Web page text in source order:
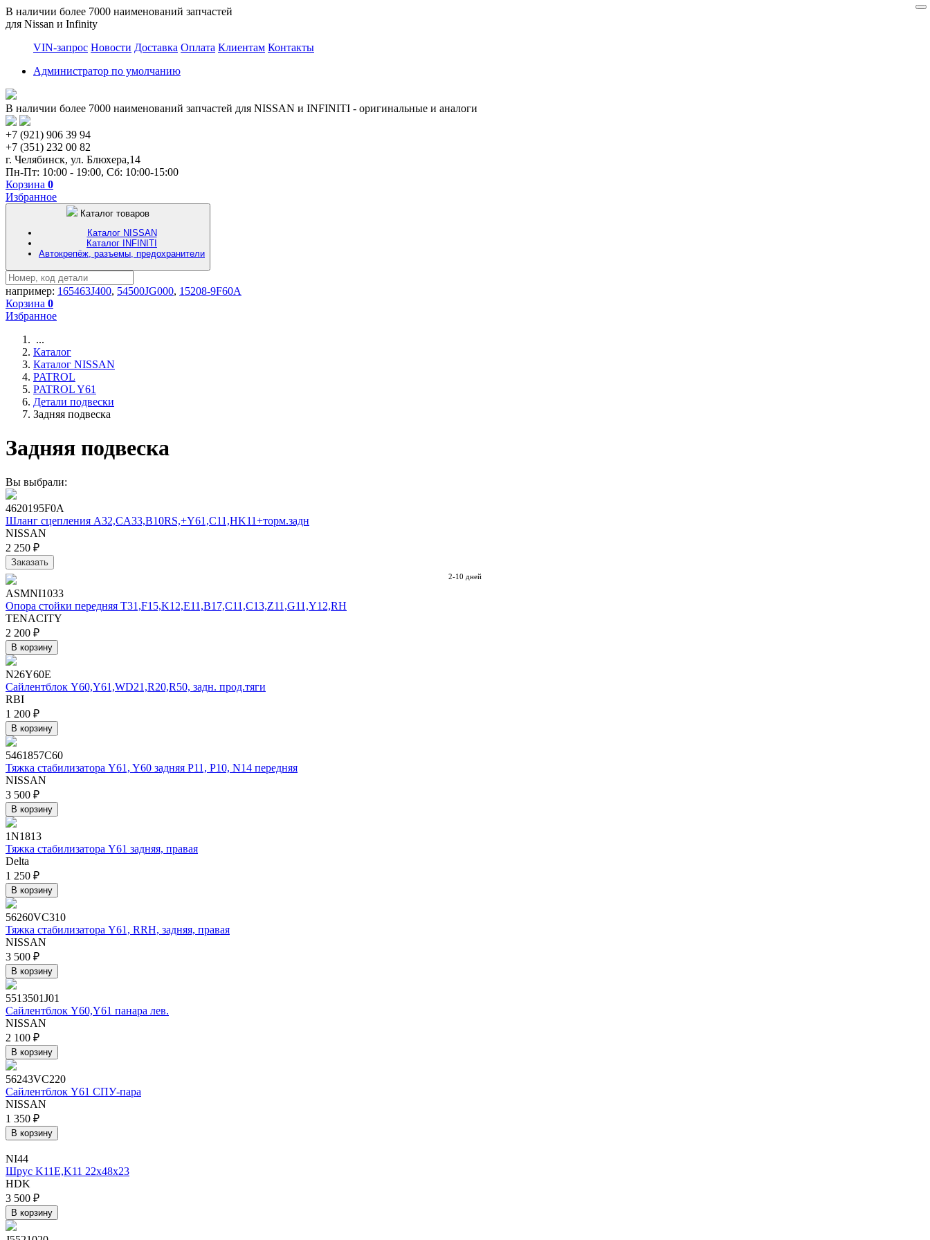
В наличии более 7000 наименований запчастей
для Nissan и Infinity
VIN-запрос Новости Доставка Оплата Клиентам Контакты
Администратор по умолчанию
В наличии более 7000 наименований запчастей для NISSAN и INFINITI - оригинальные и аналоги
+7 (921) 906 39 94
+7 (351) 232 00 82
г. Челябинск, ул. Блюхера,14
Пн-Пт: 10:00 - 19:00, Сб: 10:00-15:00
Корзина 0
Избранное
Каталог товаров
Каталог NISSAN
Каталог INFINITI
Автокрепёж, разъемы, предохранители
например: 165463J400, 54500JG000, 15208-9F60A
Корзина 0
Избранное
...
Каталог
Каталог NISSAN
PATROL
PATROL Y61
Детали подвески
Задняя подвеска
Задняя подвеска
Вы выбрали:
4620195F0A
Шланг сцепления A32,CA33,B10RS,+Y61,C11,HK11+торм.задн
NISSAN
2 250 ₽
Заказать
2-10 дней
ASMNI1033
Опора стойки передняя T31,F15,K12,E11,B17,C11,C13,Z11,G11,Y12,RH
TENACITY
2 200 ₽
В корзину
N26Y60E
Сайлентблок Y60,Y61,WD21,R20,R50, задн. прод.тяги
RBI
1 200 ₽
В корзину
5461857C60
Тяжка стабилизатора Y61, Y60 задняя P11, P10, N14 передняя
NISSAN
3 500 ₽
В корзину
1N1813
Тяжка стабилизатора Y61 задняя, правая
Delta
1 250 ₽
В корзину
56260VC310
Тяжка стабилизатора Y61, RRH, задняя, правая
NISSAN
3 500 ₽
В корзину
5513501J01
Сайлентблок Y60,Y61 панара лев.
NISSAN
2 100 ₽
В корзину
56243VC220
Сайлентблок Y61 СПУ-пара
NISSAN
1 350 ₽
В корзину
NI44
Шрус K11E,K11 22х48х23
HDK
3 500 ₽
В корзину